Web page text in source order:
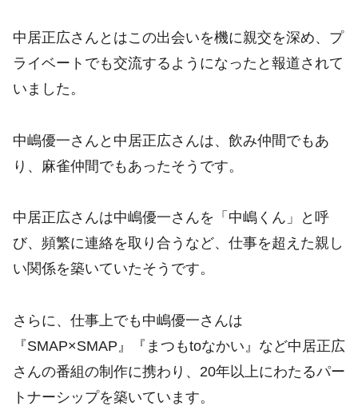
中居正広さんとはこの出会いを機に親交を深め、プ
ライベートでも交流するようになったと報道されて
いました。
中嶋優一さんと中居正広さんは、飲み仲間でもあ
り、麻雀仲間でもあったそうです。
中居正広さんは中嶋優一さんを「中嶋くん」と呼
び、頻繁に連絡を取り合うなど、仕事を超えた親し
い関係を築いていたそうです。
さらに、仕事上でも中嶋優一さんは
『SMAP×SMAP』『まつもtoなかい』など中居正広
さんの番組の制作に携わり、20年以上にわたるパー
トナーシップを築いています。